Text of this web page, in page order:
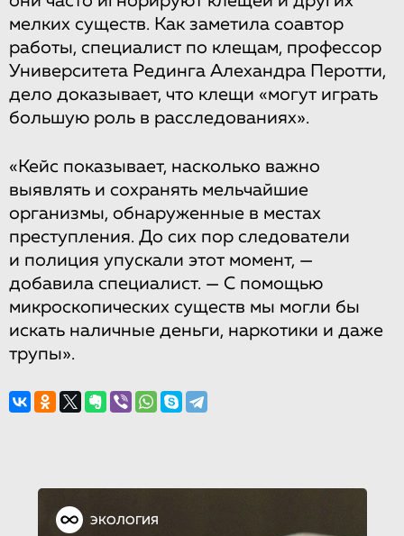
мелких существ. Как заметила соавтор
работы, специалист по клещам, профессор
Университета Рединга Алехандра Перотти,
дело доказывает, что клещи «могут играть
большую роль в расследованиях».
«Кейс показывает, насколько важно
выявлять и сохранять мельчайшие
организмы, обнаруженные в местах
преступления. До сих пор следователи
и полиция упускали этот момент, —
добавила специалист. — С помощью
микроскопических существ мы могли бы
искать наличные деньги, наркотики и даже
трупы».
ЭКОЛОГИЯ